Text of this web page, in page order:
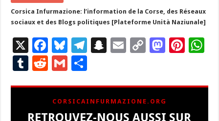
Corsica Infurmazione: l’information de la Corse, des Réseaux
sociaux et des Blogs politiques [Plateforme Unità Naziunale]
X
F
ac
e
b
o
Bl
u
es
ky
T
gr
a
S
p
c
E
l
C
y
Li
M
d
Pi
es
T
bl
R
d
di
G
ai
l
ta
g
CORSICAINFURMAZIONE.ORG
RETROUVEZ-NOUS AUSSI SUR